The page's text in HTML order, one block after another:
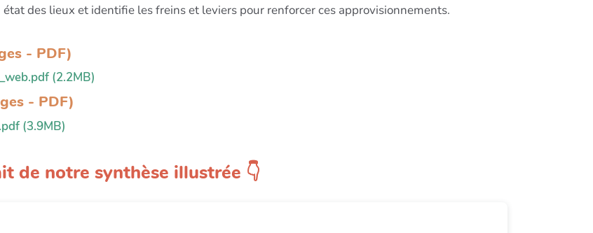
des lieux et identifie les freins et leviers pour renforcer ces approvisionnements.
- PDF)
(2.2MB)
- PDF)
(3.9MB)
de notre synthèse illustrée 👇